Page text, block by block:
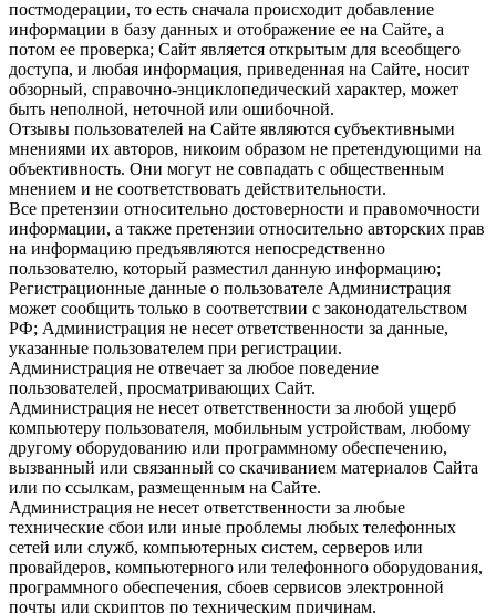
постмодерации, то есть сначала происходит добавление
информации в базу данных и отображение ее на Сайте, а
потом ее проверка; Сайт является открытым для всеобщего
доступа, и любая информация, приведенная на Сайте, носит
обзорный, справочно-энциклопедический характер, может
быть неполной, неточной или ошибочной.
Отзывы пользователей на Сайте являются субъективными
мнениями их авторов, никоим образом не претендующими на
объективность. Они могут не совпадать с общественным
мнением и не соответствовать действительности.
Все претензии относительно достоверности и правомочности
информации, а также претензии относительно авторских прав
на информацию предъявляются непосредственно
пользователю, который разместил данную информацию;
Регистрационные данные о пользователе Администрация
может сообщить только в соответствии с законодательством
РФ; Администрация не несет ответственности за данные,
указанные пользователем при регистрации.
Администрация не отвечает за любое поведение
пользователей, просматривающих Сайт.
Администрация не несет ответственности за любой ущерб
компьютеру пользователя, мобильным устройствам, любому
другому оборудованию или программному обеспечению,
вызванный или связанный со скачиванием материалов Сайта
или по ссылкам, размещенным на Сайте.
Администрация не несет ответственности за любые
технические сбои или иные проблемы любых телефонных
сетей или служб, компьютерных систем, серверов или
провайдеров, компьютерного или телефонного оборудования,
программного обеспечения, сбоев сервисов электронной
почты или скриптов по техническим причинам.